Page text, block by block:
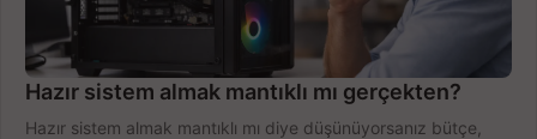
Hazır sistem almak mantıklı mı gerçekten?
Hazır sistem almak mantıklı mı diye düşünüyorsanız bütçe,